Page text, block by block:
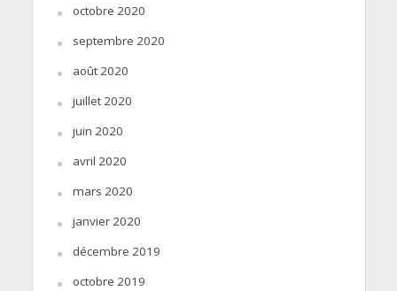
octobre 2020
septembre 2020
août 2020
juillet 2020
juin 2020
avril 2020
mars 2020
janvier 2020
décembre 2019
octobre 2019